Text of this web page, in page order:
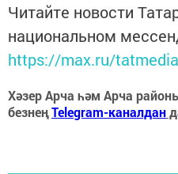
Читайте новости
национальном
https://max.ru/tatmedia
Хәзер Арча һәм Арча
безнеңTelegram-каналдан